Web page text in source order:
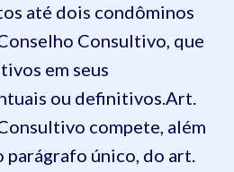
até dois condôminos
Consultivo, que
em seus
ou definitivos.Art.
compete, além
único, do art.